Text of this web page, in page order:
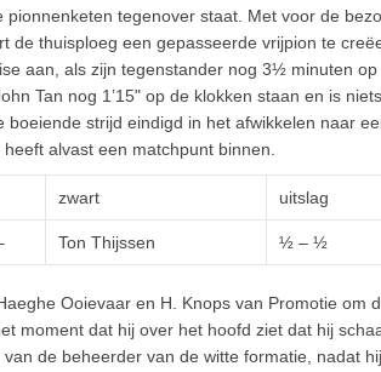
tegenover staat. Met voor de
de thuisploeg een gepasseerde vrijpion te
aan, als zijn tegenstander nog 3½ minuten
Tan nog 1’15" op de klokken staan en is
strijd eindigd in het afwikkelen naar
alvast een matchpunt binnen.
zwart uitslag
Ton Thijssen ½ – ½
Ooievaar en H. Knops van Promotie om
moment dat hij over het hoofd ziet dat hij
de beheerder van de witte formatie, nadat